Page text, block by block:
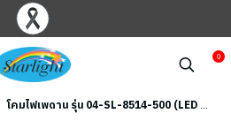
0
โคมไฟเพดาน รุ่น 04-SL-8514-500 (LED 58W) สีทอง